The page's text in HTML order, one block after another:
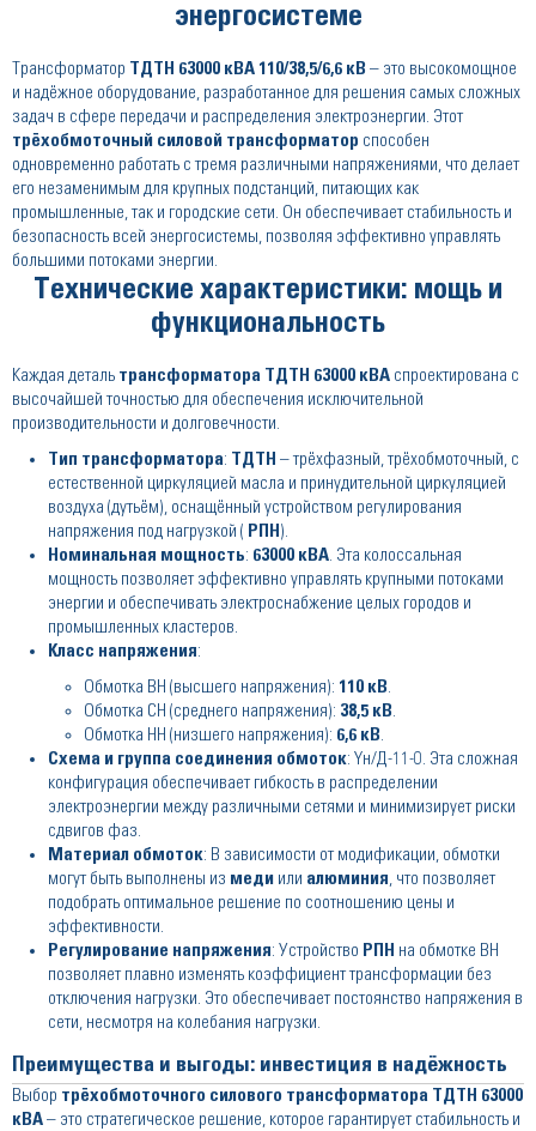
энергосистеме
Трансформатор ТДТН 63000 кВА 110/38,5/6,6 кВ – это высокомощное
и надёжное оборудование, разработанное для решения самых сложных
задач в сфере передачи и распределения электроэнергии. Этот
трёхобмоточный силовой трансформатор способен
одновременно работать с тремя различными напряжениями, что делает
его незаменимым для крупных подстанций, питающих как
промышленные, так и городские сети. Он обеспечивает стабильность и
безопасность всей энергосистемы, позволяя эффективно управлять
большими потоками энергии.
Технические характеристики: мощь и
функциональность
Каждая деталь трансформатора ТДТН 63000 кВА спроектирована с
высочайшей точностью для обеспечения исключительной
производительности и долговечности.
Тип трансформатора: ТДТН – трёхфазный, трёхобмоточный, с
естественной циркуляцией масла и принудительной циркуляцией
воздуха (дутьём), оснащённый устройством регулирования
напряжения под нагрузкой ( РПН ).
Номинальная мощность: 63000 кВА. Эта колоссальная
мощность позволяет эффективно управлять крупными потоками
энергии и обеспечивать электроснабжение целых городов и
промышленных кластеров.
Класс напряжения:
Обмотка ВН (высшего напряжения): 110 кВ.
Обмотка СН (среднего напряжения): 38,5 кВ.
Обмотка НН (низшего напряжения): 6,6 кВ.
Схема и группа соединения обмоток: Yн/Д-11-0. Эта сложная
конфигурация обеспечивает гибкость в распределении
электроэнергии между различными сетями и минимизирует риски
сдвигов фаз.
Материал обмоток: В зависимости от модификации, обмотки
могут быть выполнены из меди или алюминия, что позволяет
подобрать оптимальное решение по соотношению цены и
эффективности.
Регулирование напряжения: Устройство РПН на обмотке ВН
позволяет плавно изменять коэффициент трансформации без
отключения нагрузки. Это обеспечивает постоянство напряжения в
сети, несмотря на колебания нагрузки.
Преимущества и выгоды: инвестиция в надёжность
Выбор трёхобмоточного силового трансформатора ТДТН 63000
кВА – это стратегическое решение, которое гарантирует стабильность и